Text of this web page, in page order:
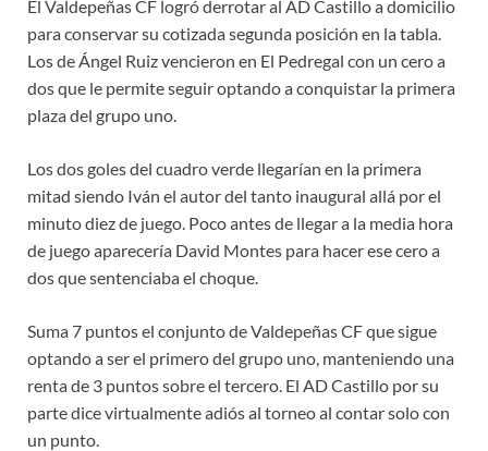
El Valdepeñas CF logró derrotar al AD Castillo a domicilio
para conservar su cotizada segunda posición en la tabla.
Los de Ángel Ruiz vencieron en El Pedregal con un cero a
dos que le permite seguir optando a conquistar la primera
plaza del grupo uno.
Los dos goles del cuadro verde llegarían en la primera
mitad siendo Iván el autor del tanto inaugural allá por el
minuto diez de juego. Poco antes de llegar a la media hora
de juego aparecería David Montes para hacer ese cero a
dos que sentenciaba el choque.
Suma 7 puntos el conjunto de Valdepeñas CF que sigue
optando a ser el primero del grupo uno, manteniendo una
renta de 3 puntos sobre el tercero. El AD Castillo por su
parte dice virtualmente adiós al torneo al contar solo con
un punto.